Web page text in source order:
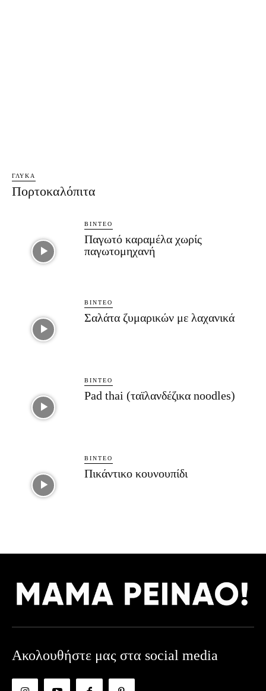
ΓΛΥΚΆ
Πορτοκαλόπιτα
ΒΊΝΤΕΟ
Παγωτό καραμέλα χωρίς
παγωτομηχανή
ΒΊΝΤΕΟ
Σαλάτα ζυμαρικών με λαχανικά
ΒΊΝΤΕΟ
Pad thai (ταϊλανδέζικα noodles)
ΒΊΝΤΕΟ
Πικάντικο κουνουπίδι
Ακολουθήστε μας στα social media